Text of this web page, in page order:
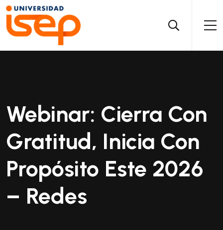
Webinar: Cierra Con
Gratitud, Inicia Con
Propósito Este 2026
– Redes